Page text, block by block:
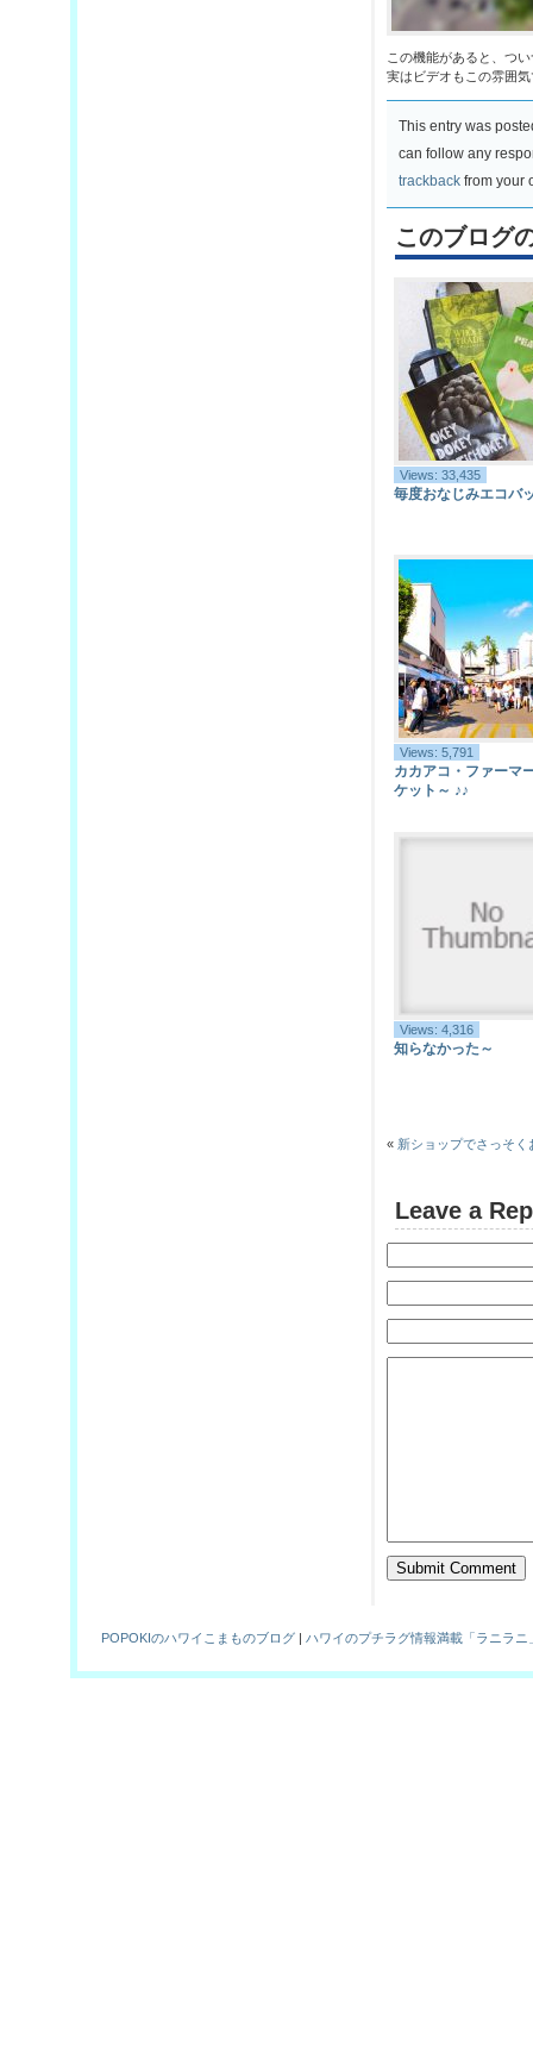
この機能があると、つ
実はビデオもこの雰囲
This entry was
can follow any
trackback from your
このブログ
Views: 33,435
毎度おなじみエコバ
Views: 5,791
カカアコ・ファーマ
ケット～ ♪♪
Views: 4,316
知らなかった～
« 新ショップでさっそく
Leave a
POPOKIのハワイこまものブログ | ハワイのプチラグ情報満載「ラニラ